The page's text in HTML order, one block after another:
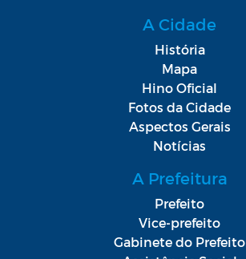
A Cidade
História
Mapa
Hino Oficial
Fotos da Cidade
Aspectos Gerais
Notícias
A Prefeitura
Prefeito
Vice-prefeito
Gabinete do Prefeito